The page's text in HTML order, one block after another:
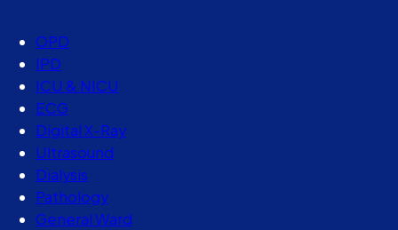
OPD
IPD
ICU & NICU
ECG
Digital X-Ray
Ultrasound
Dialysis
Pathology
General Ward